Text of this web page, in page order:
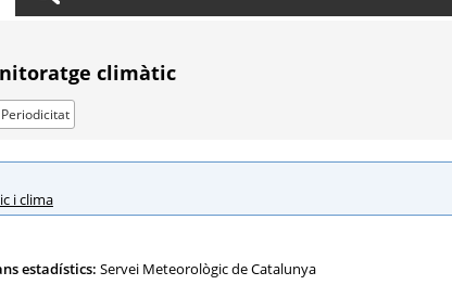
climàtic
Periodicitat
i clima
estadístics: Servei Meteorològic de Catalunya